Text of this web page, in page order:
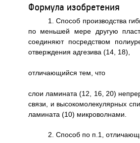
Формула изобретения
1. Способ производства
по меньшей мере другую
соединяют посредством
отверждения адгезива (14, 18),
отличающийся тем, что
слои ламината (12, 16, 20)
связи, и высокомолекулярных
ламината (10) микроволнами.
2. Способ по п.1,